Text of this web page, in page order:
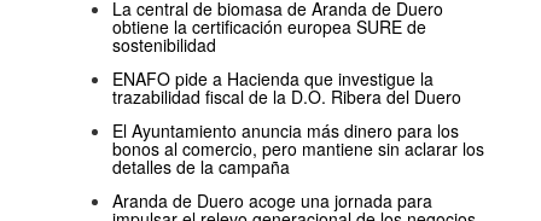
La central de biomasa de Aranda de Duero
obtiene la certificación europea SURE de
sostenibilidad
ENAFO pide a Hacienda que investigue la
trazabilidad fiscal de la D.O. Ribera del Duero
El Ayuntamiento anuncia más dinero para los
bonos al comercio, pero mantiene sin aclarar los
detalles de la campaña
Aranda de Duero acoge una jornada para